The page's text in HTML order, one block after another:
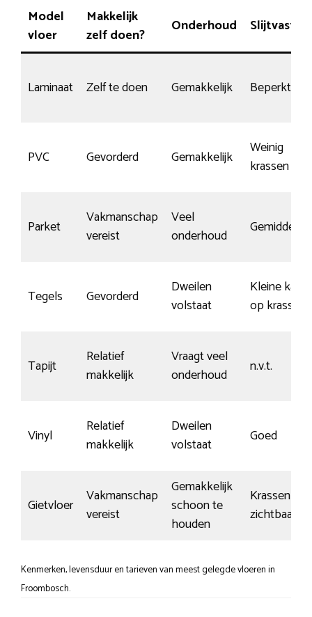
Model
vloer
Makkelijk
zelf doen?
Onderhoud
Laminaat Zelf te doen Gemakkelijk Beperkt
PVC Gevorderd Gemakkelijk
Weinig
krassen
Parket
Vakmanschap
vereist
Veel
onderhoud
Gemiddeld
Tegels Gevorderd
Dweilen
volstaat
Kleine kans
op krassen
Tapijt
Relatief
makkelijk
Vraagt veel
onderhoud
n.v.t.
Vinyl
Relatief
makkelijk
Dweilen
volstaat
Goed
Gietvloer
Vakmanschap
vereist
Gemakkelijk
schoon te
houden
Krassen
zichtbaar
Kenmerken, levensduur en tarieven van meest gelegde vloeren in
Froombosch.